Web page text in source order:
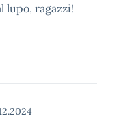
lupo, ragazzi!